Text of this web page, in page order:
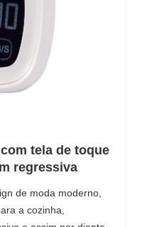
tela de toque
regressiva
de moda moderno,
a cozinha,